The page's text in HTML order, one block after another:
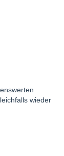
wieder